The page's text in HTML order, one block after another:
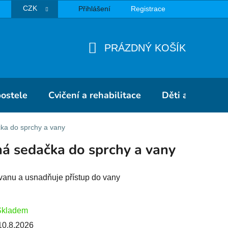
CZK Přihlášení Registrace
PRÁZDNÝ KOŠÍK
Cvičení a rehabilitace Děti a školky
do sprchy a vany
sedačka do sprchy a vany
a usnadňuje přístup do vany